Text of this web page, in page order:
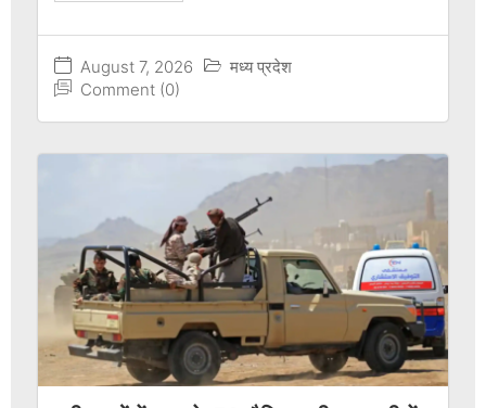
August 7, 2026
मध्य प्रदेश
Comment (0)